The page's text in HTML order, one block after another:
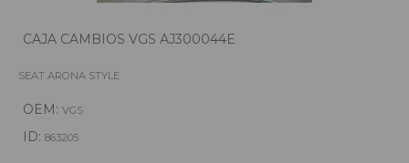
CAJA CAMBIOS VGS AJ300044E
SEAT ARONA STYLE
OEM: VGS
ID: 863205